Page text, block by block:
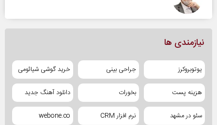
نیازمندی ها
یوتوبروکرز جراحی بینی خرید گوشی شیائومی
هزینه پست بخورات دانلود آهنگ جدید
سئو در مشهد نرم افزار CRM webone.co